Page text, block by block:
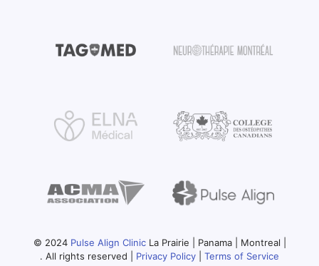
© 2024 Pulse Align ClinicLa Prairie | Panama | Montreal |
. All rights reserved | Privacy Policy Terms of Service